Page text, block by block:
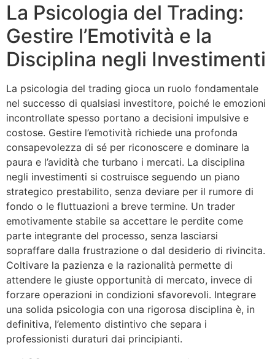
La Psicologia del Trading:
Gestire l’Emotività e la
Disciplina negli Investimenti
La psicologia del trading gioca un ruolo fondamentale
nel successo di qualsiasi investitore, poiché le emozioni
incontrollate spesso portano a decisioni impulsive e
costose. Gestire l’emotività richiede una profonda
consapevolezza di sé per riconoscere e dominare la
paura e l’avidità che turbano i mercati. La disciplina
negli investimenti si costruisce seguendo un piano
strategico prestabilito, senza deviare per il rumore di
fondo o le fluttuazioni a breve termine. Un trader
emotivamente stabile sa accettare le perdite come
parte integrante del processo, senza lasciarsi
sopraffare dalla frustrazione o dal desiderio di rivincita.
Coltivare la pazienza e la razionalità permette di
attendere le giuste opportunità di mercato, invece di
forzare operazioni in condizioni sfavorevoli. Integrare
una solida psicologia con una rigorosa disciplina è, in
definitiva, l’elemento distintivo che separa i
professionisti duraturi dai principianti.